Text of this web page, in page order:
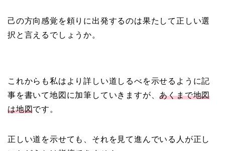
己の方向感覚を頼りに出発するのは果たして正しい選
択と言えるでしょうか。
これからも私はより詳しい道しるべを示せるように記
事を書いて地図に加筆していきますが、あくまで地図
は地図です。
正しい道を示せても、それを見て進んでいる人が正し